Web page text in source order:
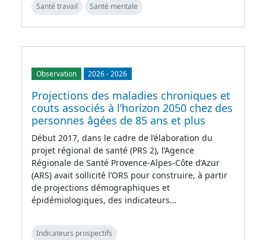
Santé travail Santé mentale
Observation 2026-2026
Projections des maladies chroniques et
couts associés à l’horizon 2050 chez des
personnes âgées de 85 ans et plus
Début 2017, dans le cadre de l’élaboration du
projet régional de santé (PRS 2), l’Agence
Régionale de Santé Provence-Alpes-Côte d’Azur
(ARS) avait sollicité l’ORS pour construire, à partir
de projections démographiques et
épidémiologiques, des indicateurs…
Indicateurs prospectifs